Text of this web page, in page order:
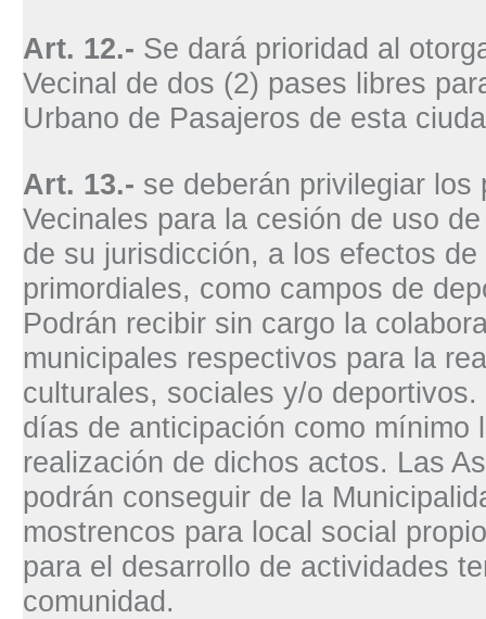
Art. 12.- Se dará prioridad al
Vecinal de dos (2) pases libres
Urbano de Pasajeros de esta
Art. 13.- se deberán privilegiar los
Vecinales para la cesión de uso
de su jurisdicción, a los efectos
primordiales, como campos de
Podrán recibir sin cargo la
municipales respectivos para la
culturales, sociales y/o
días de anticipación como mínimo
realización de dichos actos. Las
podrán conseguir de la
mostrencos para local social
para el desarrollo de actividades
comunidad.